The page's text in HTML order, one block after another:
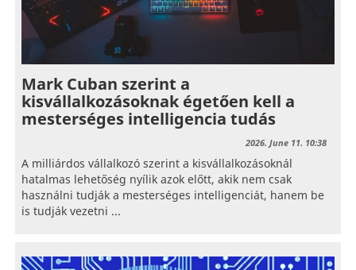
Mark Cuban szerint a
kisvállalkozásoknak égetően kell a
mesterséges intelligencia tudás
2026. June 11. 10:38
A milliárdos vállalkozó szerint a kisvállalkozásoknál
hatalmas lehetőség nyílik azok előtt, akik nem csak
használni tudják a mesterséges intelligenciát, hanem be
is tudják vezetni ...